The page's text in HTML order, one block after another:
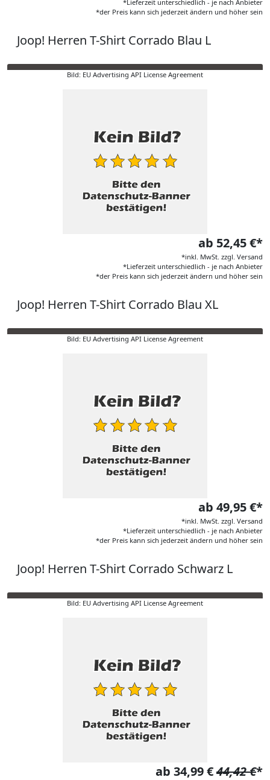
*Lieferzeit unterschiedlich - je nach Anbieter
*der Preis kann sich jederzeit ändern und höher sein
Joop! Herren T-Shirt Corrado Blau L
Bild: EU Advertising API License Agreement
ab 52,45 €*
*inkl. MwSt. zzgl. Versand
*Lieferzeit unterschiedlich - je nach Anbieter
*der Preis kann sich jederzeit ändern und höher sein
Joop! Herren T-Shirt Corrado Blau XL
Bild: EU Advertising API License Agreement
ab 49,95 €*
*inkl. MwSt. zzgl. Versand
*Lieferzeit unterschiedlich - je nach Anbieter
*der Preis kann sich jederzeit ändern und höher sein
Joop! Herren T-Shirt Corrado Schwarz L
Bild: EU Advertising API License Agreement
ab 34,99 €44,42 €*